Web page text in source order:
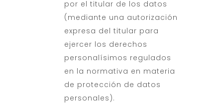
por el titular de los datos
(mediante una autorización
expresa del titular para
ejercer los derechos
personalísimos regulados
en la normativa en materia
de protección de datos
personales).